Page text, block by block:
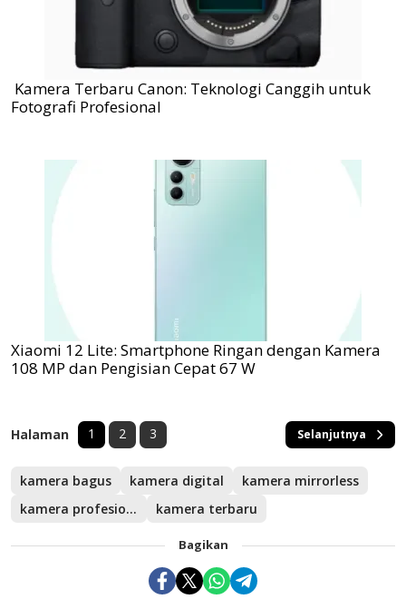
Kamera Terbaru Canon: Teknologi Canggih untuk
Fotografi Profesional
Xiaomi 12 Lite: Smartphone Ringan dengan Kamera
108 MP dan Pengisian Cepat 67 W
Halaman 1 2 3 Selanjutnya
kamera bagus kamera digital
kamera mirrorless
kamera profesional
kamera terbaru
Bagikan